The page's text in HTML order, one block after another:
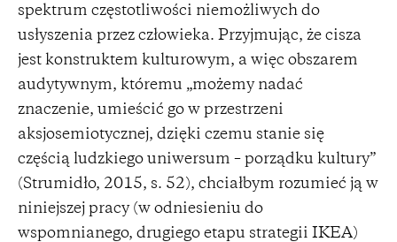
spektrum częstotliwości niemożliwych do
usłyszenia przez człowieka. Przyjmując, że cisza
jest konstruktem kulturowym, a więc obszarem
audytywnym, któremu „możemy nadać
znaczenie, umieścić go w przestrzeni
aksjosemiotycznej, dzięki czemu stanie się
częścią ludzkiego uniwersum – porządku kultury”
(Strumidło, 2015, s. 52), chciałbym rozumieć ją w
niniejszej pracy (w odniesieniu do
wspomnianego, drugiego etapu strategii IKEA)